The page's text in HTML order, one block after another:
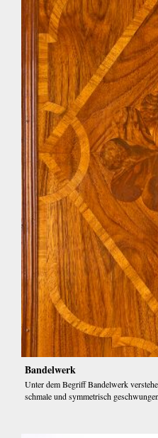
Bandelwerk
Unter dem Begriff Bandelwerk
schmale und symmetrisch